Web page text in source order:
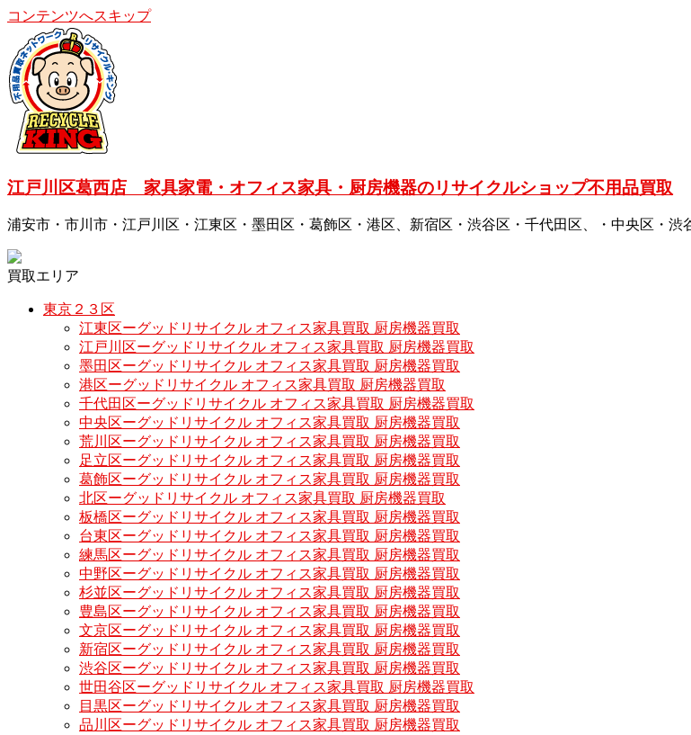
コンテンツへスキップ
江戸川区葛西店 家具家電・オフィス家具・厨房機器のリサイクルショップ不用品買取
浦安市・市川市・江戸川区・江東区・墨田区・葛飾区・港区、新宿区・渋谷区・千代田区、・中央区
買取エリア
東京２３区
江東区ーグッドリサイクル オフィス家具買取 厨房機器買取
江戸川区ーグッドリサイクル オフィス家具買取 厨房機器買取
墨田区ーグッドリサイクル オフィス家具買取 厨房機器買取
港区ーグッドリサイクル オフィス家具買取 厨房機器買取
千代田区ーグッドリサイクル オフィス家具買取 厨房機器買取
中央区ーグッドリサイクル オフィス家具買取 厨房機器買取
荒川区ーグッドリサイクル オフィス家具買取 厨房機器買取
足立区ーグッドリサイクル オフィス家具買取 厨房機器買取
葛飾区ーグッドリサイクル オフィス家具買取 厨房機器買取
北区ーグッドリサイクル オフィス家具買取 厨房機器買取
板橋区ーグッドリサイクル オフィス家具買取 厨房機器買取
台東区ーグッドリサイクル オフィス家具買取 厨房機器買取
練馬区ーグッドリサイクル オフィス家具買取 厨房機器買取
中野区ーグッドリサイクル オフィス家具買取 厨房機器買取
杉並区ーグッドリサイクル オフィス家具買取 厨房機器買取
豊島区ーグッドリサイクル オフィス家具買取 厨房機器買取
文京区ーグッドリサイクル オフィス家具買取 厨房機器買取
新宿区ーグッドリサイクル オフィス家具買取 厨房機器買取
渋谷区ーグッドリサイクル オフィス家具買取 厨房機器買取
世田谷区ーグッドリサイクル オフィス家具買取 厨房機器買取
目黒区ーグッドリサイクル オフィス家具買取 厨房機器買取
品川区ーグッドリサイクル オフィス家具買取 厨房機器買取